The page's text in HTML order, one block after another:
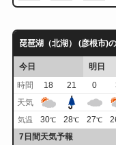
琵琶湖（北湖） (彦根市)
今日
明日
時間
18 21 0
天気
気温 30℃ 28℃ 27℃
7日間天気予報